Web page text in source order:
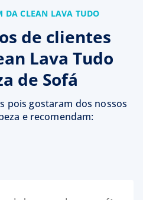
DA CLEAN LAVA TUDO
de clientes
Lava Tudo
de Sofá
pois gostaram dos nossos
e recomendam: